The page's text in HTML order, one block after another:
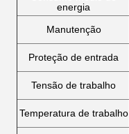
energia
Manutenção
Proteção de entrada
Tensão de trabalho
Temperatura de trabalho